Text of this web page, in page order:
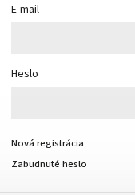
E-mail
Heslo
Nová registrácia
Zabudnuté heslo